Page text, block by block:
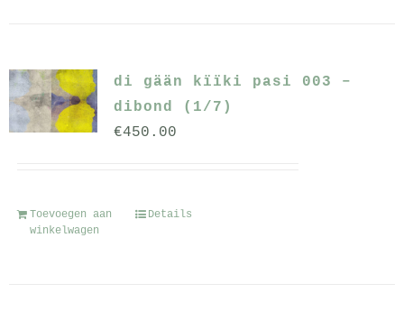
di gään kïïki pasi 003 –
dibond (1/7)
€450.00
Toevoegen aan
winkelwagen
Details